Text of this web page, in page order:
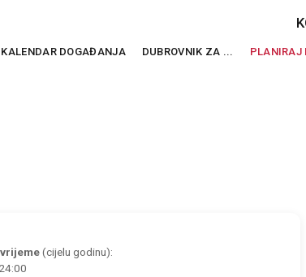
KALENDAR DOGAĐANJA DUBROVNIK ZA ... PLANIRAJ
(cijelu godinu):